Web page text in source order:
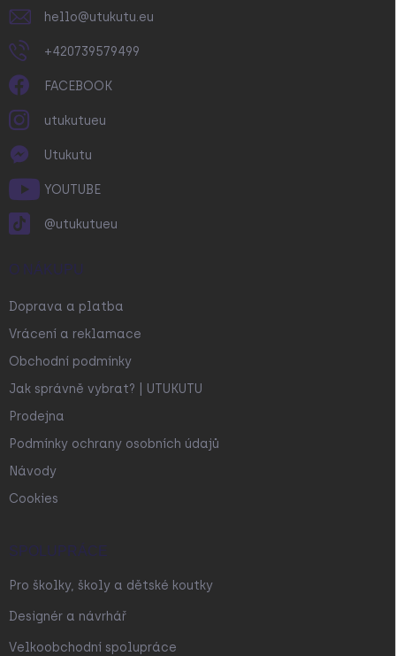
hello@utukutu.eu
+420739579499
FACEBOOK
utukutueu
Utukutu
YOUTUBE
@utukutueu
O NÁKUPU
Doprava a platba
Vrácení a reklamace
Obchodní podmínky
Jak správně vybrat? | UTUKUTU
Prodejna
Podmínky ochrany osobních údajů
Návody
Cookies
SPOLUPRÁCE
Pro školky, školy a dětské koutky
Designér a návrhář
Velkoobchodní spolupráce